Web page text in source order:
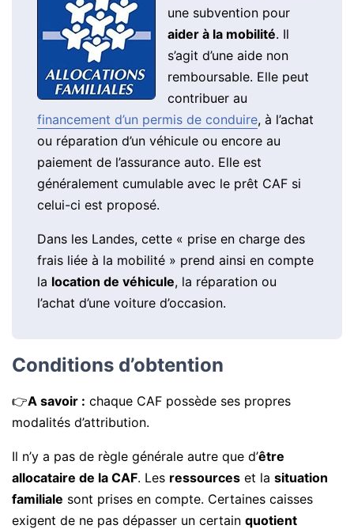
une subvention pour
aider à la mobilité. Il
s’agit d’une aide non
remboursable. Elle peut
contribuer au
financement d’un permis de conduire, à l’achat
ou réparation d’un véhicule ou encore au
paiement de l’assurance auto. Elle est
généralement cumulable avec le prêt CAF si
celui-ci est proposé.
Dans les Landes, cette « prise en charge des
frais liée à la mobilité » prend ainsi en compte
la location de véhicule, la réparation ou
l’achat d’une voiture d’occasion.
Conditions d’obtention
👉A savoir : chaque CAF possède ses propres
modalités d’attribution.
Il n’y a pas de règle générale autre que d’être
allocataire de la CAF. Les ressources et la situation
familiale sont prises en compte. Certaines caisses
exigent de ne pas dépasser un certain quotient